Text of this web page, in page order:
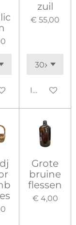
zuil
€ 55,00
In
Grote
bruine
flessen
€ 4,00